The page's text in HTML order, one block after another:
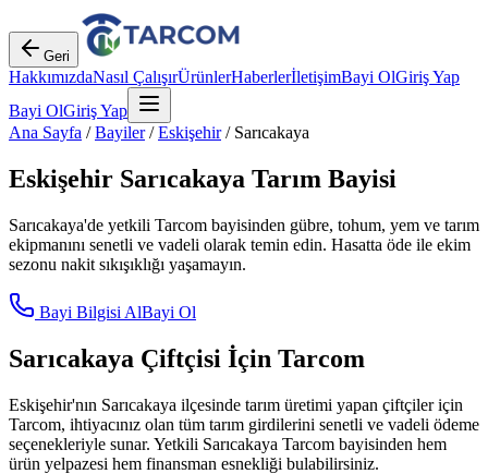
Geri
HakkımızdaNasıl ÇalışırÜrünlerHaberlerİletişimBayi OlGiriş Yap
Bayi OlGiriş Yap
Ana Sayfa /Bayiler/Eskişehir/ Sarıcakaya
Eskişehir Sarıcakaya Tarım Bayisi
Sarıcakaya'de yetkili Tarcom bayisinden gübre, tohum, yem ve tarım
ekipmanını senetli ve vadeli olarak temin edin. Hasatta öde ile ekim
sezonu nakit sıkışıklığı yaşamayın.
Bayi Bilgisi AlBayi Ol
Sarıcakaya Çiftçisi İçin Tarcom
Eskişehir'nın Sarıcakaya ilçesinde tarım üretimi yapan çiftçiler için
Tarcom, ihtiyacınız olan tüm tarım girdilerini senetli ve vadeli ödeme
seçenekleriyle sunar. Yetkili Sarıcakaya Tarcom bayisinden hem
ürün yelpazesi hem finansman esnekliği bulabilirsiniz.